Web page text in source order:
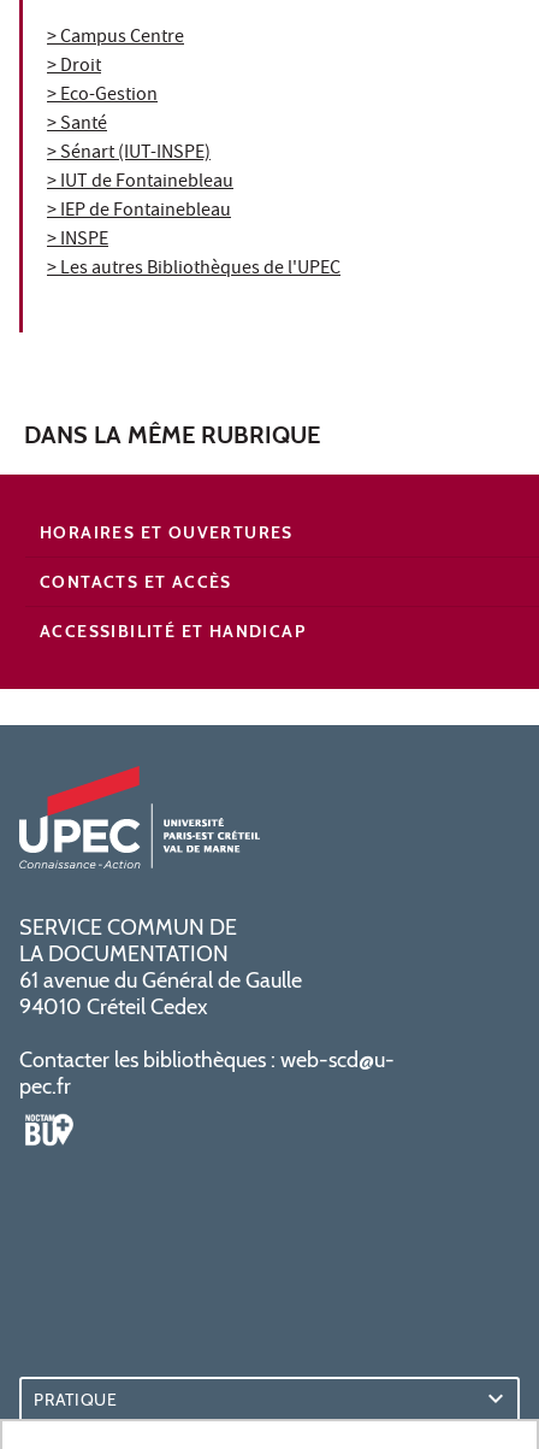
> Campus Centre
> Droit
> Eco-Gestion
> Santé
> Sénart (IUT-INSPE)
> IUT de Fontainebleau
> IEP de Fontainebleau
> INSPE
> Les autres Bibliothèques de l'UPEC
DANS LA MÊME RUBRIQUE
HORAIRES ET OUVERTURES
CONTACTS ET ACCÈS
ACCESSIBILITÉ ET HANDICAP
SERVICE COMMUN DE
LA DOCUMENTATION
61 avenue du Général de Gaulle
94010 Créteil Cedex
Contacter les bibliothèques : web-scd@u-
pec.fr
PRATIQUE